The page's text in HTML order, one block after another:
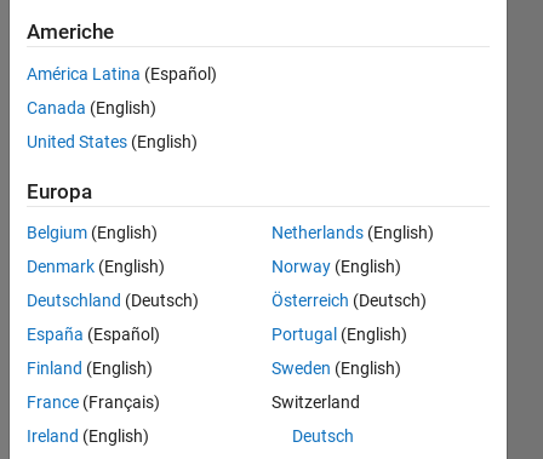
second (100
Hz) and
third
(150Hz)
with using
filter(),
nrgsn
11 Dic
2019
2
Risposte
Americhe
América Latina (Español)
Canada (English)
United States (English)
Europa
Belgium (English)
Denmark (English)
Deutschland (Deutsch)
España (Español)
Finland (English)
France (Français)
Ireland (English)
Netherlands(English)
Norway(English)
Österreich (Deutsch)
Portugal (English)
Sweden (English)
Switzerland
Deutsch